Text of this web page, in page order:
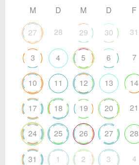
M D M D F
27
28 29 30 31
3 4 5 6 7
10 11 12 13 14
17 18 19 20 21
24 25 26 27 28
31 1 2 3 4